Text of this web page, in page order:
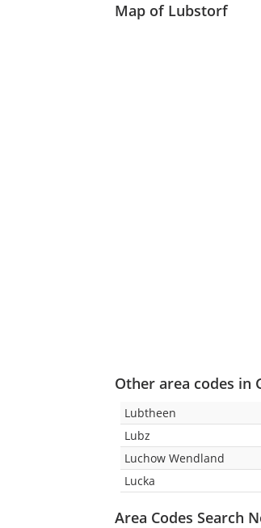
Map of Lubstorf
Other area codes in
Lubtheen
Lubz
Luchow Wendland
Lucka
Area Codes Search